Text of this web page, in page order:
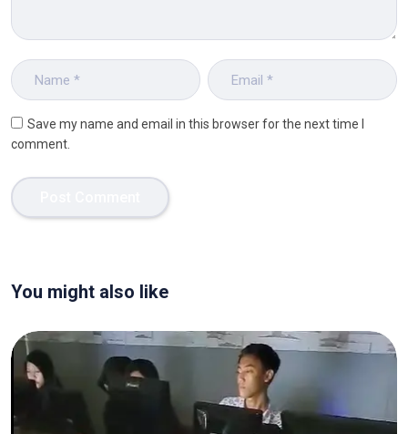
Save my name and email in this browser for the next time I
comment.
You might also like